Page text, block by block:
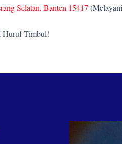
Selatan, Banten 15417
Huruf Timbul!